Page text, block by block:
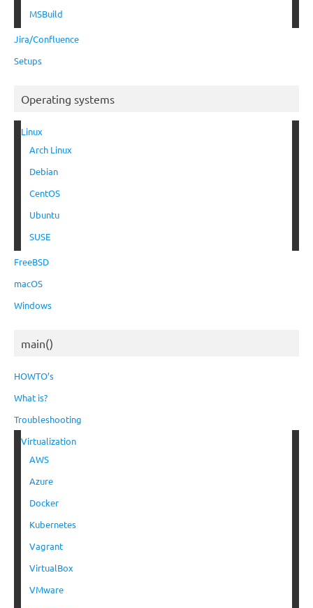
MSBuild
Jira/Confluence
Setups
Operating systems
Linux
Arch Linux
Debian
CentOS
Ubuntu
SUSE
FreeBSD
macOS
Windows
main()
HOWTO’s
What is?
Troubleshooting
Virtualization
AWS
Azure
Docker
Kubernetes
Vagrant
VirtualBox
VMware